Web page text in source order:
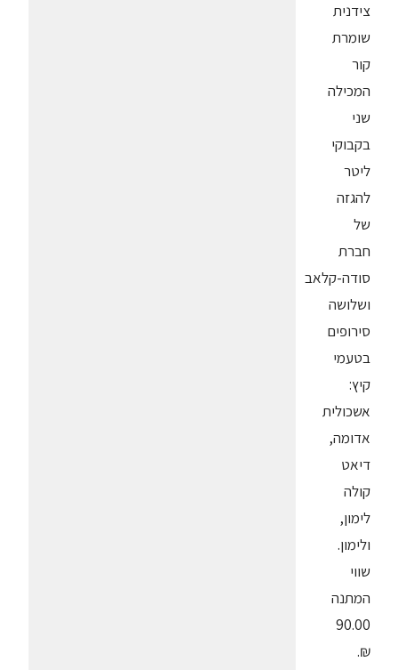
צידנית
שומרת
קור
המכילה
שני
בקבוקי
ליטר
להגזה
של
חברת
סודה-קלאב
ושלושה
סירופים
בטעמי
קיץ:
אשכולית
אדומה,
דיאט
קולה
לימון,
ולימון.
שווי
המתנה
90.00
₪.